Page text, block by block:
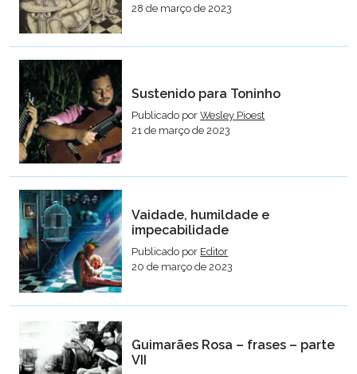
28 de março de 2023
Sustenido para Toninho
Publicado porWesley Pioest
21 de março de 2023
Vaidade, humildade e
impecabilidade
Publicado por Editor
20 de março de 2023
Guimarães Rosa – frases – parte
VII